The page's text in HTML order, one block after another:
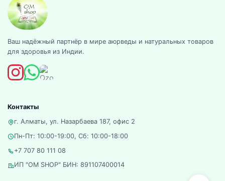
Ваш надёжный партнёр в мире аюрведы и натуральных товаров
для здоровья из Индии.
Контакты
г. Алматы, ул. Назарбаева 187, офис 2
Пн-Пт: 10:00-19:00, Сб: 10:00-18:00
+7 707 80 111 08
ИП "OM SHOP" БИН: 891107400014